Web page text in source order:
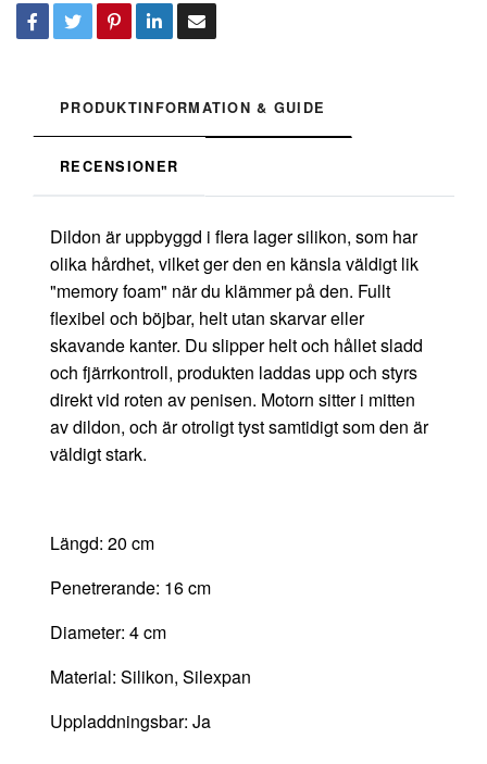
PRODUKTINFORMATION & GUIDE
RECENSIONER
Dildon är uppbyggd i flera lager silikon, som har
olika hårdhet, vilket ger den en känsla väldigt lik
"memory foam" när du klämmer på den. Fullt
flexibel och böjbar, helt utan skarvar eller
skavande kanter. Du slipper helt och hållet sladd
och fjärrkontroll, produkten laddas upp och styrs
direkt vid roten av penisen. Motorn sitter i mitten
av dildon, och är otroligt tyst samtidigt som den är
väldigt stark.
Längd: 20 cm
Penetrerande: 16 cm
Diameter: 4 cm
Material: Silikon, Silexpan
Uppladdningsbar: Ja